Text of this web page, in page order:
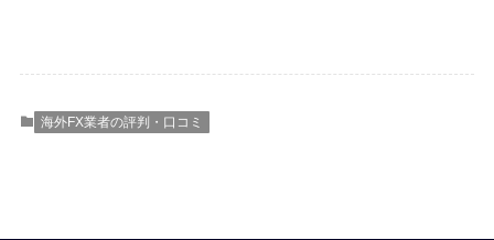
海外FX業者の評判・口コミ